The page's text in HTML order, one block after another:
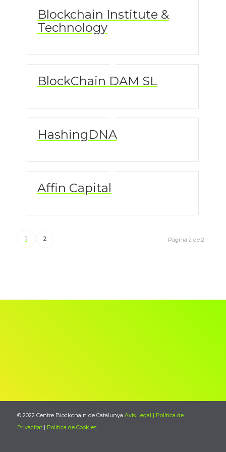
Blockchain Institute &
Technology
BlockChain DAM SL
HashingDNA
Affin Capital
Pàgina 2 de 2
1 2
© 2022 Centre Blockchain de Catalunya Avis Legal | Politica de
Privacitat| Politica de Cookies